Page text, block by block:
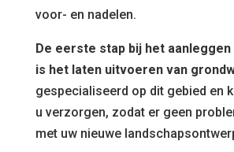
voor- en nadelen.
De eerste stap bij het aanleggen
is het laten uitvoeren van
gespecialiseerd op dit gebied en
u verzorgen, zodat er geen
met uw nieuwe